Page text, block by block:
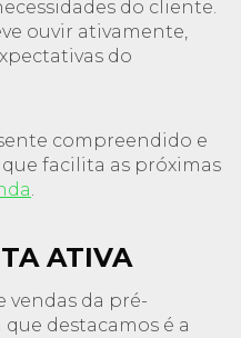
do cliente.
ouvir ativamente,
do
compreendido e
facilita as próximas
.
ATIVA
vendas da pré-
destacamos é a